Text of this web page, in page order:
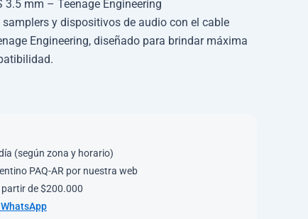
3.5 mm – Teenage Engineering
y dispositivos de audio con el cable
Engineering, diseñado para brindar máxima
(según zona y horario)
PAQ-AR por nuestra web
de $200.000